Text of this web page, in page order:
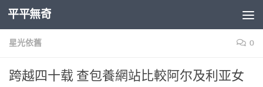
Skip to content
平平無奇
星光依舊 0
跨越四十载 查包養網站比較阿尔及利亚女